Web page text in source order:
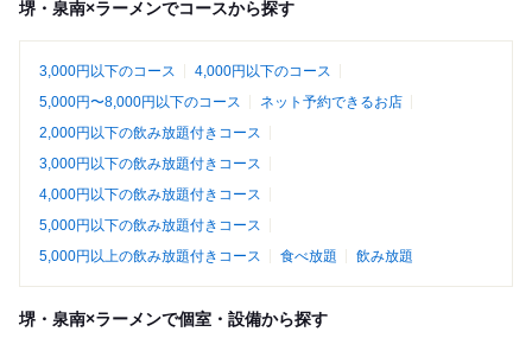
堺・泉南×ラーメンでコースから探す
3,000円以下のコース
4,000円以下のコース
5,000円〜8,000円以下のコース
ネット予約できるお店
2,000円以下の飲み放題付きコース
3,000円以下の飲み放題付きコース
4,000円以下の飲み放題付きコース
5,000円以下の飲み放題付きコース
5,000円以上の飲み放題付きコース
食べ放題 飲み放題
堺・泉南×ラーメンで個室・設備から探す